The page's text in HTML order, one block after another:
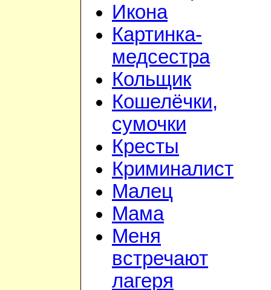
Икона
Картинка-
медсестра
Кольщик
Кошелёчки,
сумочки
Кресты
Криминалист
Малец
Мама
Меня
встречают
лагеря